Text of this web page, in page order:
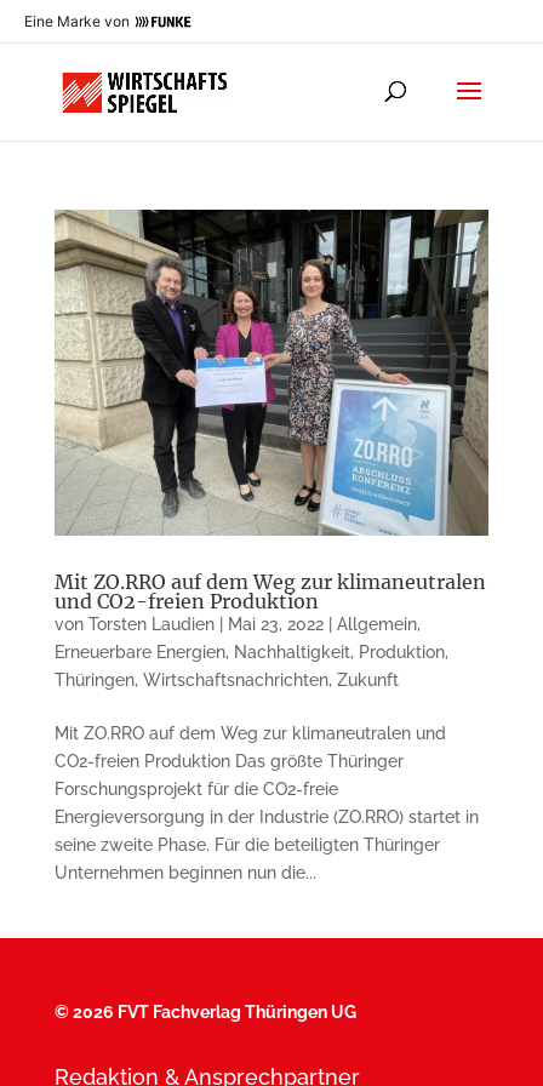
Eine Marke von
Mit ZO.RRO auf dem Weg zur klimaneutralen
und CO2-freien Produktion
von Torsten Laudien| Mai 23, 2022| Allgemein,
Erneuerbare Energien, Nachhaltigkeit, Produktion,
Thüringen, Wirtschaftsnachrichten, Zukunft
Mit ZO.RRO auf dem Weg zur klimaneutralen und
CO2-freien Produktion Das größte Thüringer
Forschungsprojekt für die CO2-freie
Energieversorgung in der Industrie (ZO.RRO) startet in
seine zweite Phase. Für die beteiligten Thüringer
Unternehmen beginnen nun die...
©2026 FVT Fachverlag Thüringen UG
Redaktion & Ansprechpartner